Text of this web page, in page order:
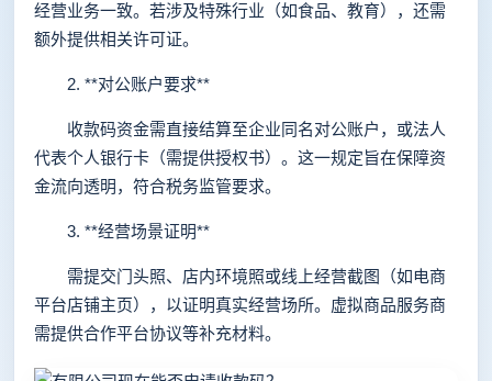
经营业务一致。若涉及特殊行业（如食品、教育），还需
额外提供相关许可证。
2. **对公账户要求**
收款码资金需直接结算至企业同名对公账户，或法人
代表个人银行卡（需提供授权书）。这一规定旨在保障资
金流向透明，符合税务监管要求。
3. **经营场景证明**
需提交门头照、店内环境照或线上经营截图（如电商
平台店铺主页），以证明真实经营场所。虚拟商品服务商
需提供合作平台协议等补充材料。